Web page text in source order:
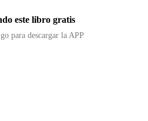
este libro gratis
para descargar la APP